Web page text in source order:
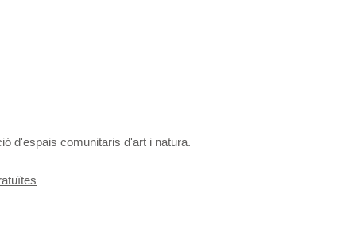
d'espais comunitaris d'art i natura.